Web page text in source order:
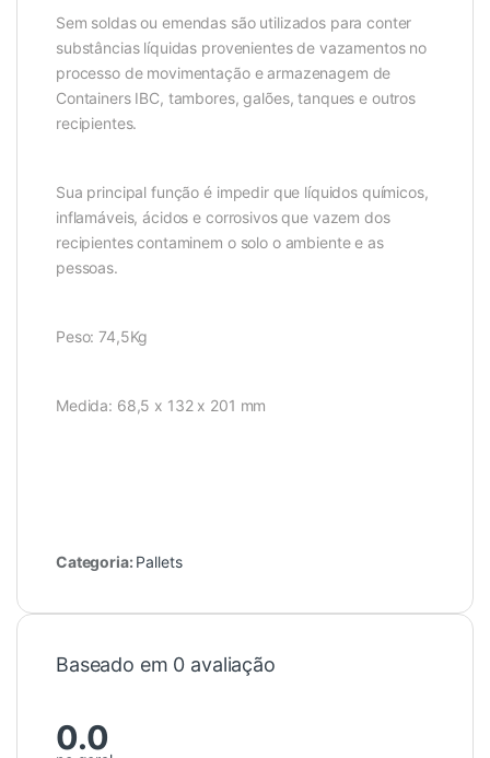
Sem soldas ou emendas são utilizados para conter
substâncias líquidas provenientes de vazamentos no
processo de movimentação e armazenagem de
Containers IBC, tambores, galões, tanques e outros
recipientes.
Sua principal função é impedir que líquidos químicos,
inflamáveis, ácidos e corrosivos que vazem dos
recipientes contaminem o solo o ambiente e as
pessoas.
Peso: 74,5Kg
Medida: 68,5 x 132 x 201 mm
Categoria: Pallets
Baseado em 0 avaliação
0.0